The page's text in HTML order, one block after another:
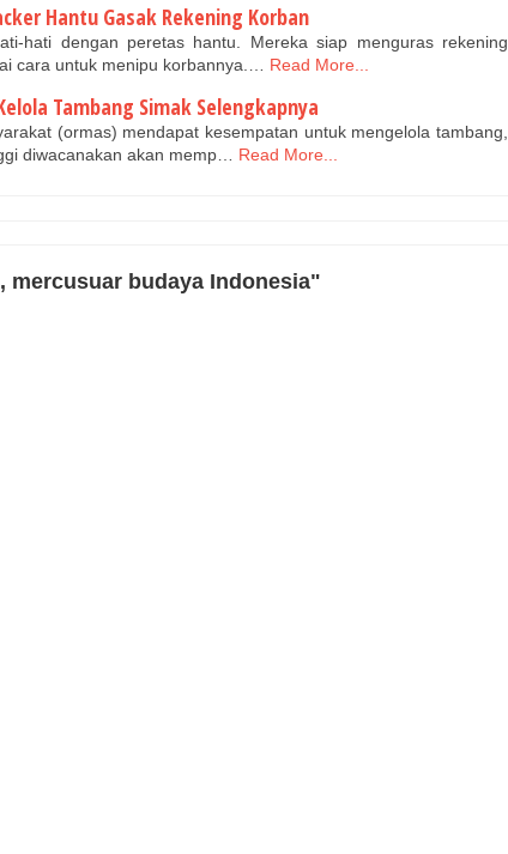
Hantu Gasak Rekening Korban
hati dengan peretas hantu. Mereka siap menguras rekening
cara untuk menipu korbannya.…
Read More...
Tambang Simak Selengkapnya
(ormas) mendapat kesempatan untuk mengelola tambang,
diwacanakan akan memp…
Read More...
mercusuar budaya Indonesia"